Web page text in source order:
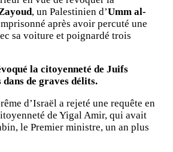
, un Palestinien d’Umm al-
après avoir percuté une
sa voiture et poignardé trois
la citoyenneté de Juifs
de graves délits.
d’Israël a rejeté une requête en
de Yigal Amir, qui avait
le Premier ministre, un an plus